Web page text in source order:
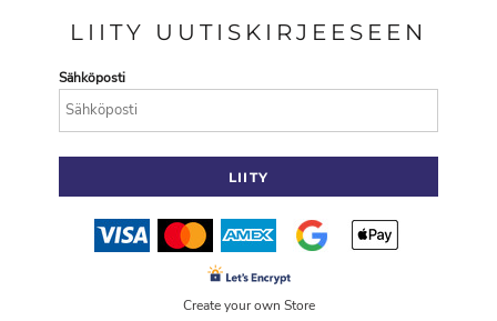
LIITY UUTISKIRJEESEEN
Sähköposti
LIITY
Create your own Store